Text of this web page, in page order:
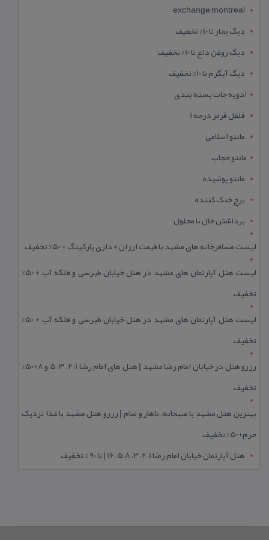
exchange montreal
دیگ بخار تا 10% تخفیف
دیگ روغن داغ تا 10% تخفیف
دیگ آبگرم تا 10% تخفیف
ادویه جات بسته بندی
فلفل قرمز درجه 1
مانتو اسلامی
مانتو حجاب
مانتو پوشیده
برج خنک کننده
برداشتن خال با محلول
لیست مسافرخانه های مشهد با قیمت ارزان + داری پارکینگ + 50% تخفیف
لیست هتل آپارتمان های مشهد در هتل خیابان طبرسی و فلکه آب + 50%
تخفیف
لیست هتل آپارتمان های مشهد در هتل خیابان طبرسی و فلکه آب + 50%
تخفیف
رزرو هتل در خیابان امام رضا مشهد | هتل‌ های امام رضا 1، 2، 3، 5 و 8+50%
تخفیف
بهترین هتل مشهد با صبحانه، ناهار و شام | رزرو هتل مشهد با غذا نزدیک
حرم+50% تخفیف
هتل آپارتمان خیابان امام رضا 1، 2، 3، 5،8 ،16 | تا 90 % تخفیف